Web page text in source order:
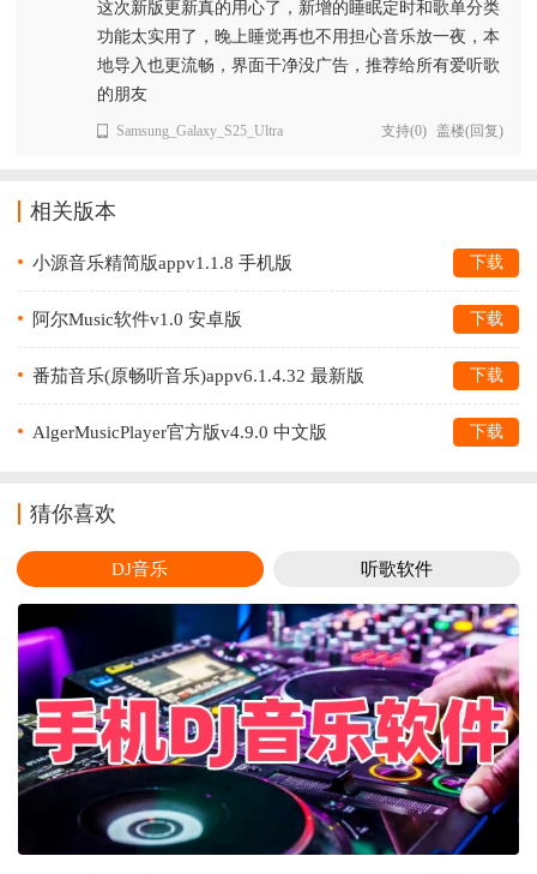
这次新版更新真的用心了，新增的睡眠定时和歌单分类
功能太实用了，晚上睡觉再也不用担心音乐放一夜，本
地导入也更流畅，界面干净没广告，推荐给所有爱听歌
的朋友
Samsung_Galaxy_S25_Ultra 支持(0) 盖楼(回复)
相关版本
小源音乐精简版appv1.1.8 手机版 下载
阿尔Music软件v1.0 安卓版 下载
番茄音乐(原畅听音乐)appv6.1.4.32 最新版 下载
AlgerMusicPlayer官方版v4.9.0 中文版 下载
猜你喜欢
DJ音乐 听歌软件